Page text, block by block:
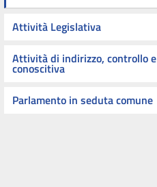
Attività Legislativa
Attività di indirizzo, controllo e
conoscitiva
Parlamento in seduta comune